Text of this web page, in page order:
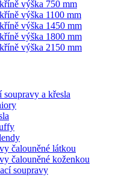
výška 750 mm
výška 1100 mm
výška 1450 mm
výška 1800 mm
výška 2150 mm
soupravy a křesla
čalouněné látkou
čalouněné koženkou
soupravy